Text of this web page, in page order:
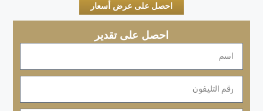
احصل على عرض أسعار
احصل على تقدير